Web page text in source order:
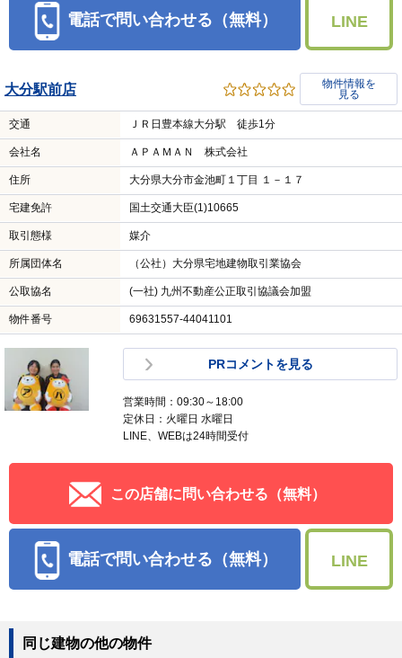
電話で問い合わせる（無料） LINE
大分駅前店
物件情報を
見る
交通 ＪＲ日豊本線大分駅 徒歩1分
会社名 ＡＰＡＭＡＮ 株式会社
住所 大分県大分市金池町１丁目 １－１７
宅建免許 国土交通大臣(1)10665
取引態様 媒介
所属団体名 （公社）大分県宅地建物取引業協会
公取協名 (一社) 九州不動産公正取引協議会加盟
物件番号 69631557-44041101
PRコメントを見る
営業時間：09:30～18:00
定休日：火曜日 水曜日
LINE、WEBは24時間受付
この店舗に問い合わせる（無料）
電話で問い合わせる（無料） LINE
同じ建物の他の物件